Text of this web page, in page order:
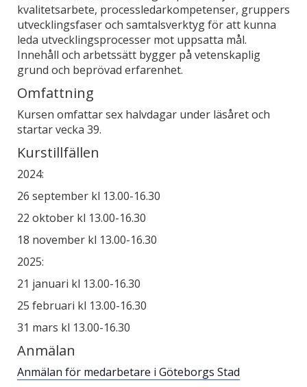
kvalitetsarbete, processledarkompetenser, gruppers
utvecklingsfaser och samtalsverktyg för att kunna
leda utvecklingsprocesser mot uppsatta mål.
Innehåll och arbetssätt bygger på vetenskaplig
grund och beprövad erfarenhet.
Omfattning
Kursen omfattar sex halvdagar under läsåret och
startar vecka 39.
Kurstillfällen
2024:
26 september kl 13.00-16.30
22 oktober kl 13.00-16.30
18 november kl 13.00-16.30
2025:
21 januari kl 13.00-16.30
25 februari kl 13.00-16.30
31 mars kl 13.00-16.30
Anmälan
Anmälan för medarbetare i Göteborgs Stad